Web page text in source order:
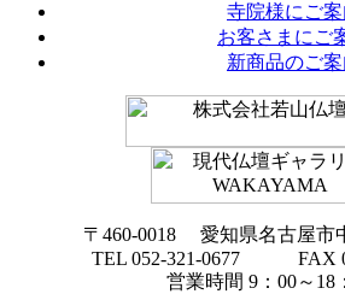
寺院様にご案
お客さまにご
新商品のご
〒460-0018 愛知県名古屋市
TEL 052-321-0677 FAX
営業時間 9：00～18